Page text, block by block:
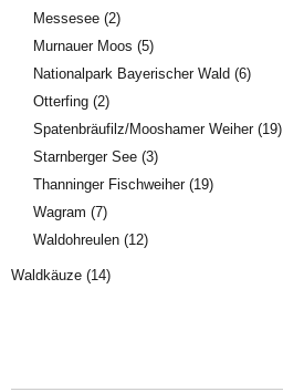
Messesee (2)
Murnauer Moos (5)
Nationalpark Bayerischer Wald (6)
Otterfing (2)
Spatenbräufilz/Mooshamer Weiher(19)
Starnberger See (3)
Thanninger Fischweiher(19)
Wagram (7)
Waldohreulen (12)
Waldkäuze (14)